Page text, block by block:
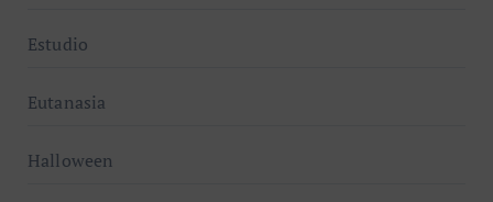
Estudio
Eutanasia
Halloween